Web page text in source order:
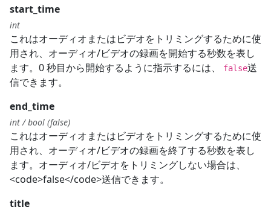
start_time
int
これはオーディオまたはビデオをトリミングするために使
用され、オーディオ/ビデオの録画を開始する秒数を表し
ます。0 秒目から開始するように指示するには、
false送
信できます。
end_time
int / bool (false)
これはオーディオまたはビデオをトリミングするために使
用され、オーディオ/ビデオの録画を終了する秒数を表し
ます。オーディオ/ビデオをトリミングしない場合は、
<code>false</code>送信できます。
title